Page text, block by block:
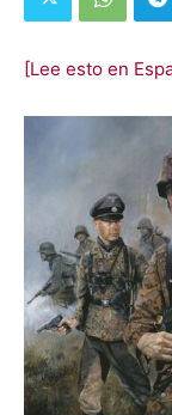
[Lee esto en